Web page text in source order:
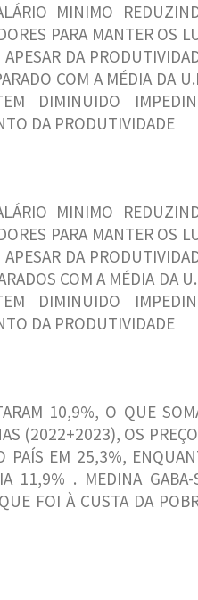
MINIMO
PARA MANTER OS
DA
COM A MÉDIA DA
DIMINUIDO
DA PRODUTIVIDADE
MINIMO
PARA MANTER OS
DA
COM A MÉDIA DA
DIMINUIDO
DA PRODUTIVIDADE
10,9%, O QUE
(2022+2023), OS
PAÍS EM 25,3%,
11,9% . MEDINA GABA-
FOI À CUSTA DA